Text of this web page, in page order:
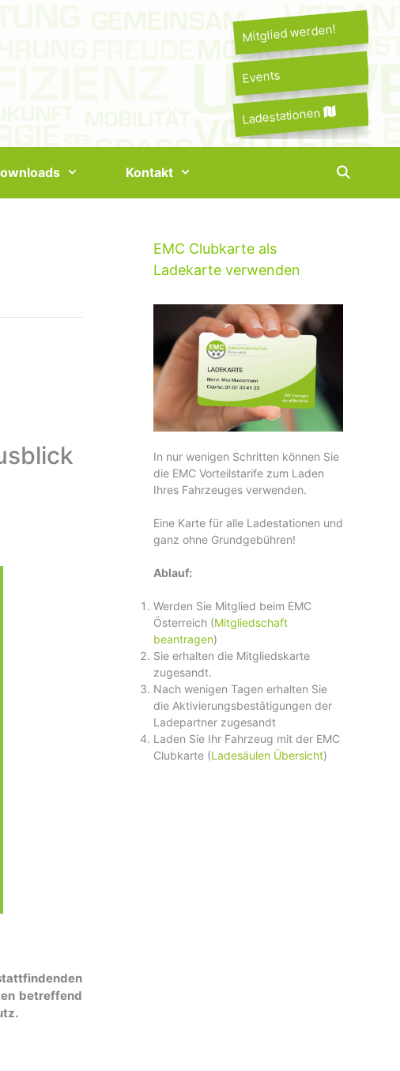
Mitglied werden!
Events
Ladestationen
Kontakt
betreffend
EMC Clubkarte als
Ladekarte verwenden
In nur wenigen Schritten können Sie
die EMC Vorteilstarife zum Laden
Ihres Fahrzeuges verwenden.
Eine Karte für alle Ladestationen und
ganz ohne Grundgebühren!
Ablauf:
Werden Sie Mitglied beim EMC
Österreich (Mitgliedschaft
beantragen)
Sie erhalten die Mitgliedskarte
zugesandt.
Nach wenigen Tagen erhalten Sie
die Aktivierungsbestätigungen der
Ladepartner zugesandt
Laden Sie Ihr Fahrzeug mit der EMC
Clubkarte (Ladesäulen Übersicht)